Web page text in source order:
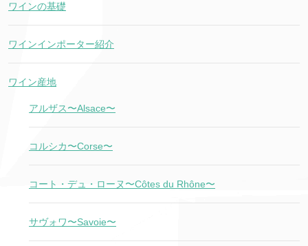
ワインの基礎
ワインインポーター紹介
ワイン産地
アルザス〜Alsace〜
コルシカ〜Corse〜
コート・デュ・ローヌ〜Côtes du Rhône〜
サヴォワ〜Savoie〜